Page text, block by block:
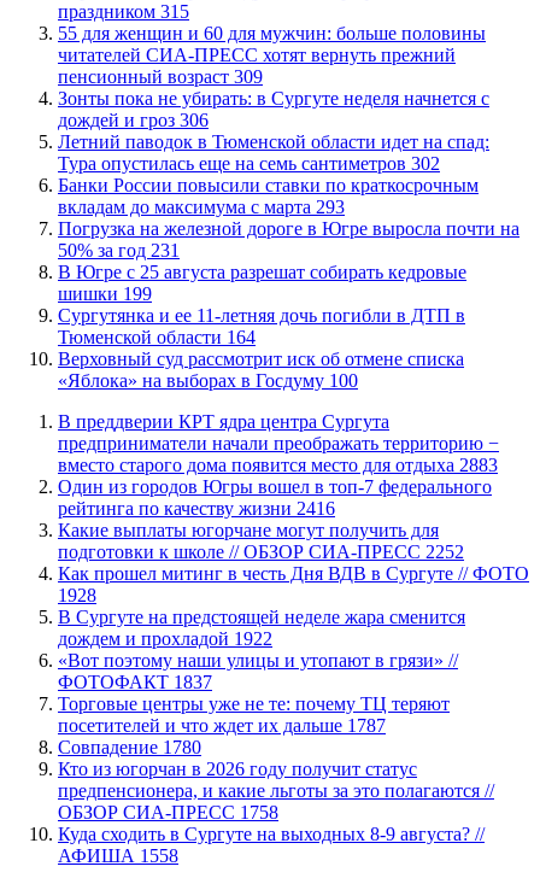
праздником 315
​55 для женщин и 60 для мужчин: больше половины
читателей СИА-ПРЕСС хотят вернуть прежний
пенсионный возраст 309
​Зонты пока не убирать: в Сургуте неделя начнется с
дождей и гроз 306
​Летний паводок в Тюменской области идет на спад:
Тура опустилась еще на семь сантиметров 302
​Банки России повысили ставки по краткосрочным
вкладам до максимума с марта 293
​Погрузка на железной дороге в Югре выросла почти на
50% за год 231
​В Югре с 25 августа разрешат собирать кедровые
шишки 199
Сургутянка и ее 11-летняя дочь погибли в ДТП в
Тюменской области 164
​Верховный суд рассмотрит иск об отмене списка
«Яблока» на выборах в Госдуму 100
​В преддверии КРТ ядра центра Сургута
предприниматели начали преображать территорию −
вместо старого дома появится место для отдыха 2883
Один из городов Югры вошел в топ-7 федерального
рейтинга по качеству жизни 2416
Какие выплаты югорчане могут получить для
подготовки к школе // ОБЗОР СИА-ПРЕСС 2252
Как прошел митинг в честь Дня ВДВ в Сургуте // ФОТО
1928
В Сургуте на предстоящей неделе жара сменится
дождем и прохладой 1922
«Вот поэтому наши улицы и утопают в грязи» //
ФОТОФАКТ 1837
Торговые центры уже не те: почему ТЦ теряют
посетителей и что ждет их дальше 1787
​Совпадение 1780
Кто из югорчан в 2026 году получит статус
предпенсионера, и какие льготы за это полагаются //
ОБЗОР СИА-ПРЕСС 1758
​Куда сходить в Сургуте на выходных 8-9 августа? //
АФИША 1558